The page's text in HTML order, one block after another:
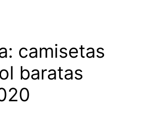
camisetas
baratas